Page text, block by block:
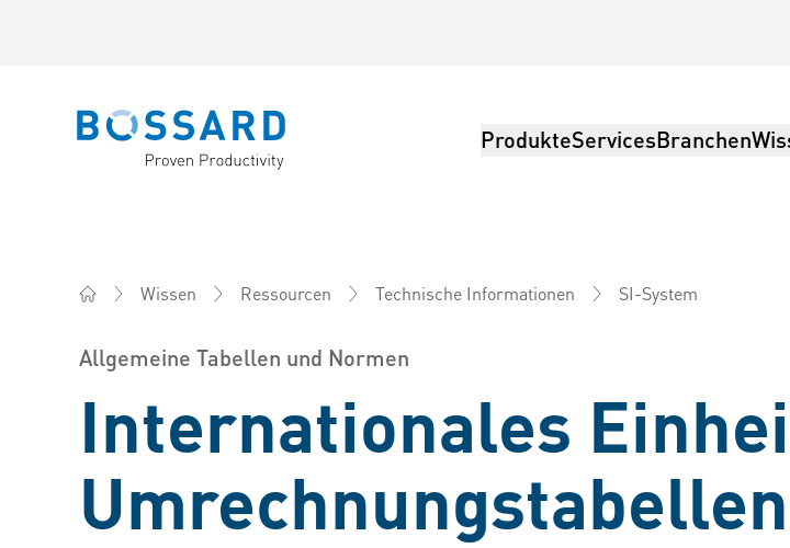
Bossard homepage ProdukteServicesBranchen
Wissen Ressourcen Technische Informationen SI-System
Allgemeine Tabellen und Normen
Internationales
Umrechnungstabellen